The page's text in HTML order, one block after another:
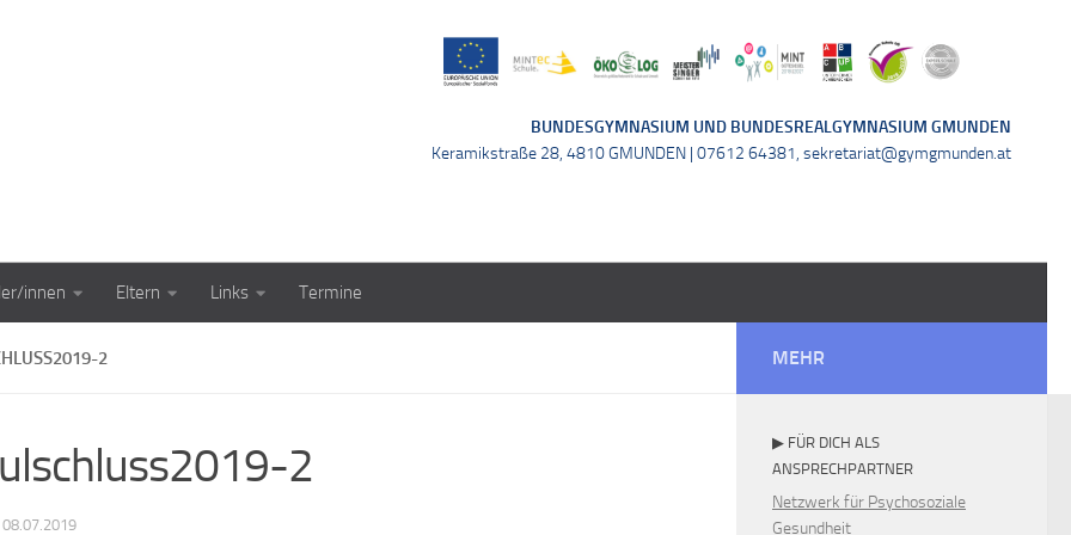
BUNDESGYMNASIUM UND BUNDESREALGYMNASIUM GMUNDEN
Keramikstraße 28, 4810 GMUNDEN | 07612 64381, sekretariat@gymgmunden.at
innen Eltern Links Termine
2
2
08.07.2019
MEHR
▶ FÜR DICH ALS
ANSPRECHPARTNER
Netzwerk für Psychosoziale
Gesundheit